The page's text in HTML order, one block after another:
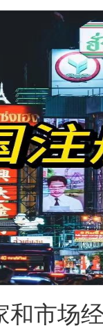
和市场